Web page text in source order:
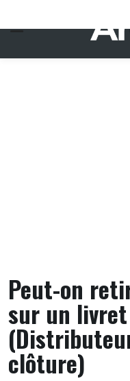
Peut-on
sur un
clôture)